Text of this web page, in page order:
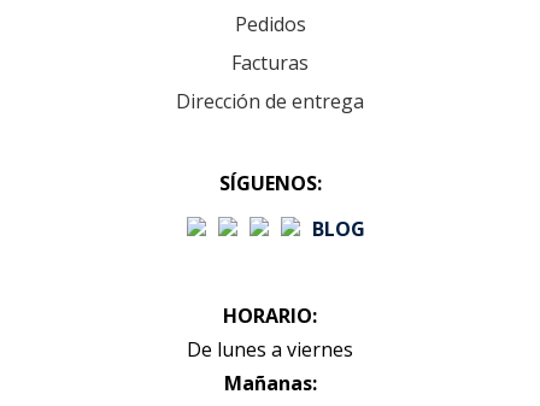
Pedidos
Facturas
Dirección de entrega
SÍGUENOS:
BLOG
HORARIO:
De lunes a viernes
Mañanas: